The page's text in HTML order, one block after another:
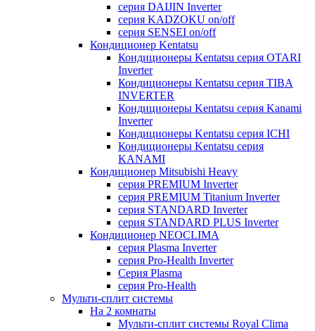
серия DAIJIN Inverter
серия KADZOKU on/off
серия SENSEI on/off
Кондиционер Kentatsu
Кондиционеры Kentatsu серия OTARI
Inverter
Кондиционеры Kentatsu серия TIBA
INVERTER
Кондиционеры Kentatsu серия Kanami
Inverter
Кондиционеры Kentatsu серия ICHI
Кондиционеры Kentatsu серия
KANAMI
Кондиционер Mitsubishi Heavy
серия PREMIUM Inverter
серия PREMIUM Titanium Inverter
серия STANDARD Inverter
серия STANDARD PLUS Inverter
Кондиционер NEOCLIMA
серия Plasma Inverter
серия Pro-Health Inverter
Cерия Plasma
серия Pro-Health
Мульти-сплит системы
На 2 комнаты
Мульти-сплит системы Royal Clima